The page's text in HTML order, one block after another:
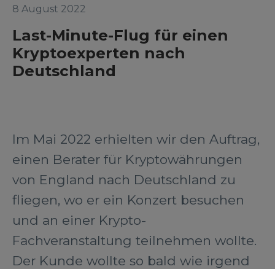
8 August 2022
Last-Minute-Flug für einen
Kryptoexperten nach
Deutschland
Im Mai 2022 erhielten wir den Auftrag,
einen Berater für Kryptowährungen
von England nach Deutschland zu
fliegen, wo er ein Konzert besuchen
und an einer Krypto-
Fachveranstaltung teilnehmen wollte.
Der Kunde wollte so bald wie irgend